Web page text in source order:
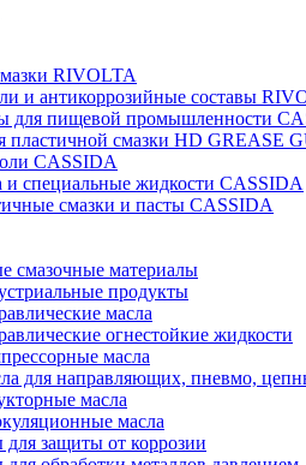
RIVOLTA
и антикоррозийные составы
для пищевой промышленности
пластичной смазки HD GREASE
CASSIDA
специальные жидкости CASSIDA
смазки и пасты CASSIDA
смазочные материалы
продукты
масла
огнестойкие жидкости
масла
для направляющих, пневмо,
масла
масла
защиты от коррозии